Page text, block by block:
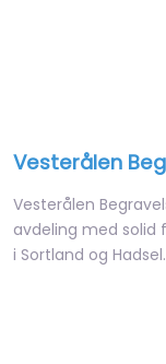
Vesterålen
Vesterålen
avdeling med solid
i Sortland og